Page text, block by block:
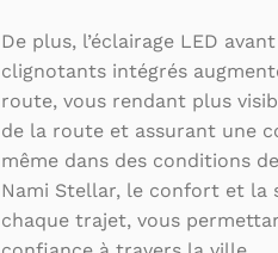
De plus, l’éclairage LED
clignotants intégrés
route, vous rendant plus
de la route et assurant une
même dans des conditions
Nami Stellar, le confort et
chaque trajet, vous